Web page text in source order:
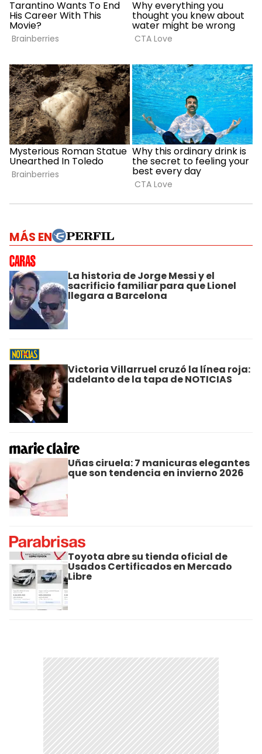
MÁS EN
La historia de Jorge Messi y el
sacrificio familiar para que Lionel
llegara a Barcelona
Victoria Villarruel cruzó la línea roja:
adelanto de la tapa de NOTICIAS
Uñas ciruela: 7 manicuras elegantes
que son tendencia en invierno 2026
Toyota abre su tienda oficial de
Usados Certificados en Mercado
Libre